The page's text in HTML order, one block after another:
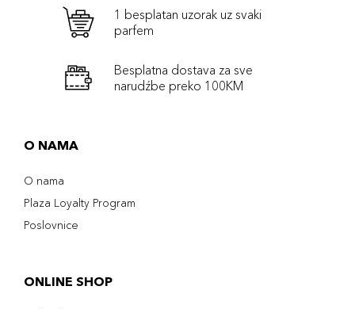
1 besplatan uzorak uz svaki
parfem
Besplatna dostava za sve
narudźbe preko 100KM
O NAMA
O nama
Plaza Loyalty Program
Poslovnice
ONLINE SHOP